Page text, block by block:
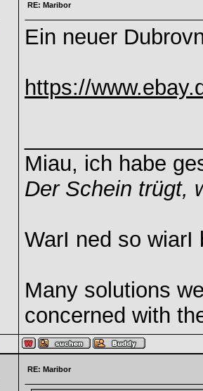
RE: Maribor
Ein neuer
https://
Miau, ich habe
Der Schein trügt,
WarI ned so wiarI
Many solutions
concerned with
RE: Maribor